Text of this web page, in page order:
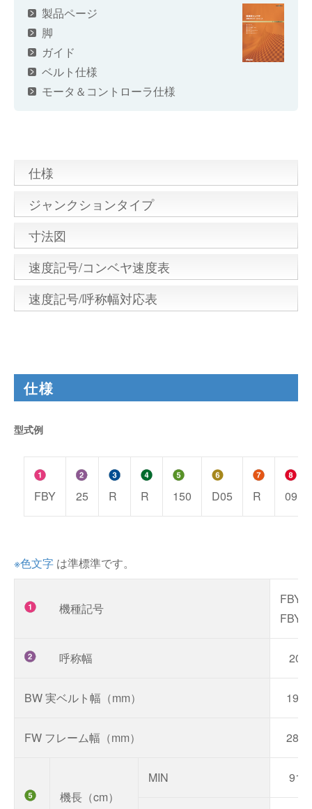
製品ページ
脚
ガイド
ベルト仕様
モータ＆コントローラ仕様
仕様
ジャンクションタイプ
寸法図
速度記号/コンベヤ速度表
速度記号/呼称幅対応表
仕様
型式例
FBY 25 R R 150 D05 R 09
※色文字 は準標準です。
機種記号
FBY
呼称幅 20
BW 実ベルト幅（mm） 197
FW フレーム幅（mm） 280
機長（cm）
MIN 91